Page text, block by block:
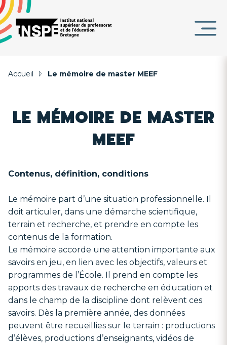
au
contenu
principal
d'Ariane
Accueil Le mémoire de master MEEF
LE MÉMOIRE DE MASTER
MEEF
Contenus, définition, conditions
Le mémoire part d’une situation professionnelle. Il
doit articuler, dans une démarche scientifique,
terrain et recherche, et prendre en compte les
contenus de la formation.
Le mémoire accorde une attention importante aux
savoirs en jeu, en lien avec les objectifs, valeurs et
programmes de l’École. Il prend en compte les
apports des travaux de recherche en éducation et
dans le champ de la discipline dont relèvent ces
savoirs. Dès la première année, des données
peuvent être recueillies sur le terrain : productions
d’élèves, productions d’enseignants, vidéos de
DE
Panneau de gestion des cookies